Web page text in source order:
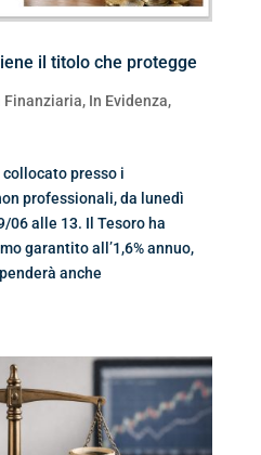
il titolo che protegge
Finanziaria, In Evidenza,
collocato presso i
professionali, da lunedì
06 alle 13. Il Tesoro ha
garantito all’1,6% annuo,
anche